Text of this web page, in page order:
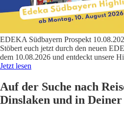
EDEKA Südbayern Prospekt
Stöbert euch jetzt durch den neuen
dem 10.08.2026 und entdeckt unsere
Jetzt lesen
Auf der Suche nach
Dinslaken und in Deiner